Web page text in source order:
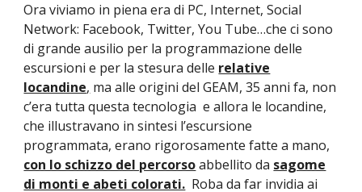
Ora viviamo in piena era di PC, Internet, Social
Network: Facebook, Twitter, You Tube…che ci sono
di grande ausilio per la programmazione delle
escursioni e per la stesura delle relative
locandine, ma alle origini del GEAM, 35 anni fa, non
c’era tutta questa tecnologia e allora le locandine,
che illustravano in sintesi l’escursione
programmata, erano rigorosamente fatte a mano,
con lo schizzo del percorsoabbellito da sagome
di monti e abeti colorati. Roba da far invidia ai